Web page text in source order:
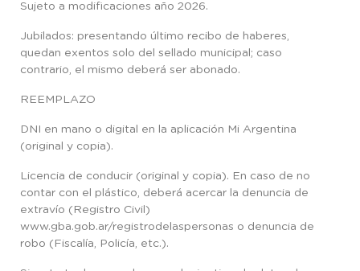
Sujeto a modificaciones año 2026.
Jubilados: presentando último recibo de haberes,
quedan exentos solo del sellado municipal; caso
contrario, el mismo deberá ser abonado.
REEMPLAZO
DNI en mano o digital en la aplicación Mi Argentina
(original y copia).
Licencia de conducir (original y copia). En caso de no
contar con el plástico, deberá acercar la denuncia de
extravío (Registro Civil)
www.gba.gob.ar/registrodelaspersonas o denuncia de
robo (Fiscalía, Policía, etc.).